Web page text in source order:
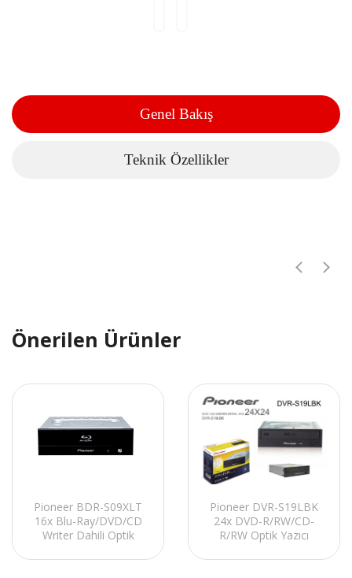
Genel Bakış
Teknik Özellikler
Önerilen Ürünler
Pioneer BDR-S09XLT
16x Blu-Ray/DVD/CD
Writer Dahili Optik
Pioneer DVR-S19LBK
24x DVD-R/RW/CD-
R/RW Optik Yazıcı